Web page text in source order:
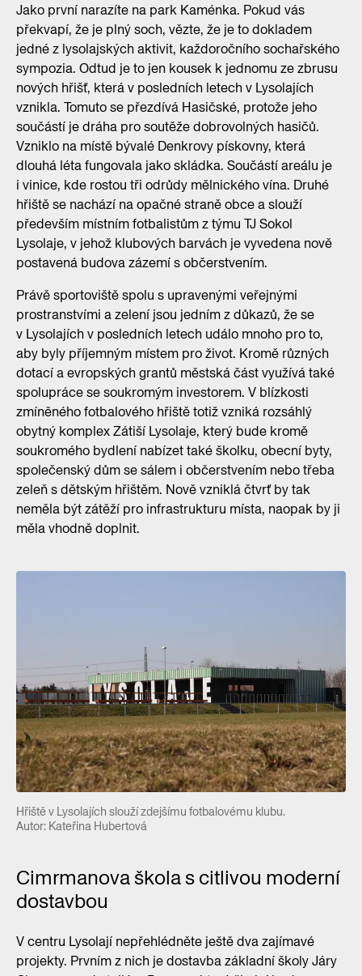
Jako první narazíte na park Kaménka. Pokud vás
překvapí, že je plný soch, vězte, že je to dokladem
jedné z lysolajských aktivit, každoročního sochařského
sympozia. Odtud je to jen kousek k jednomu ze zbrusu
nových hřišť, která v posledních letech v Lysolajích
vznikla. Tomuto se přezdívá Hasičské, protože jeho
součástí je dráha pro soutěže dobrovolných hasičů.
Vzniklo na místě bývalé Denkrovy pískovny, která
dlouhá léta fungovala jako skládka. Součástí areálu je
i vinice, kde rostou tři odrůdy mělnického vína. Druhé
hřiště se nachází na opačné straně obce a slouží
především místním fotbalistům z týmu TJ Sokol
Lysolaje, v jehož klubových barvách je vyvedena nově
postavená budova zázemí s občerstvením.
Právě sportoviště spolu s upravenými veřejnými
prostranstvími a zelení jsou jedním z důkazů, že se
v Lysolajích v posledních letech událo mnoho pro to,
aby byly příjemným místem pro život. Kromě různých
dotací a evropských grantů městská část využívá také
spolupráce se soukromým investorem. V blízkosti
zmíněného fotbalového hřiště totiž vzniká rozsáhlý
obytný komplex Zátiší Lysolaje, který bude kromě
soukromého bydlení nabízet také školku, obecní byty,
společenský dům se sálem i občerstvením nebo třeba
zeleň s dětským hřištěm. Nově vzniklá čtvrť by tak
neměla být zátěží pro infrastrukturu místa, naopak by ji
měla vhodně doplnit.
Hřiště v Lysolajích slouží zdejšímu fotbalovému klubu.
Autor: Kateřina Hubertová
Cimrmanova škola s citlivou moderní
dostavbou
V centru Lysolají nepřehlédněte ještě dva zajímavé
projekty. Prvním z nich je dostavba základní školy Járy